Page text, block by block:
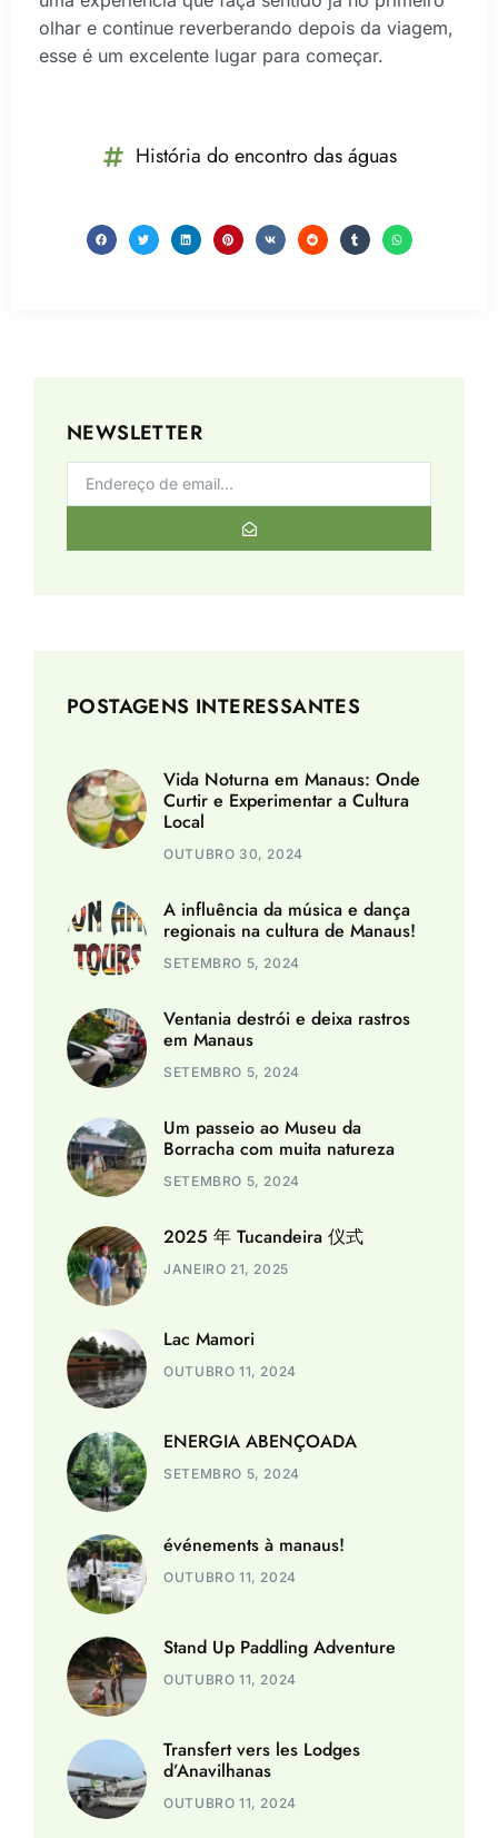
olhar e continue reverberando depois da viagem,
esse é um excelente lugar para começar.
História do encontro das águas
NEWSLETTER
POSTAGENS INTERESSANTES
Vida Noturna em Manaus: Onde
Curtir e Experimentar a Cultura
Local
OUTUBRO 30, 2024
A influência da música e dança
regionais na cultura de Manaus!
SETEMBRO 5, 2024
Ventania destrói e deixa rastros
em Manaus
SETEMBRO 5, 2024
Um passeio ao Museu da
Borracha com muita natureza
SETEMBRO 5, 2024
2025 年 Tucandeira 仪式
JANEIRO 21, 2025
Lac Mamori
OUTUBRO 11, 2024
ENERGIA ABENÇOADA
SETEMBRO 5, 2024
événements à manaus!
OUTUBRO 11, 2024
Stand Up Paddling Adventure
OUTUBRO 11, 2024
Transfert vers les Lodges
d’Anavilhanas
OUTUBRO 11, 2024